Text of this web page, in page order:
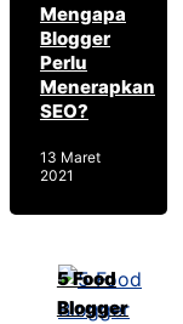
Mengapa
Blogger
Perlu
Menerapkan
SEO?
13 Maret
2021
5 Food
Blogger